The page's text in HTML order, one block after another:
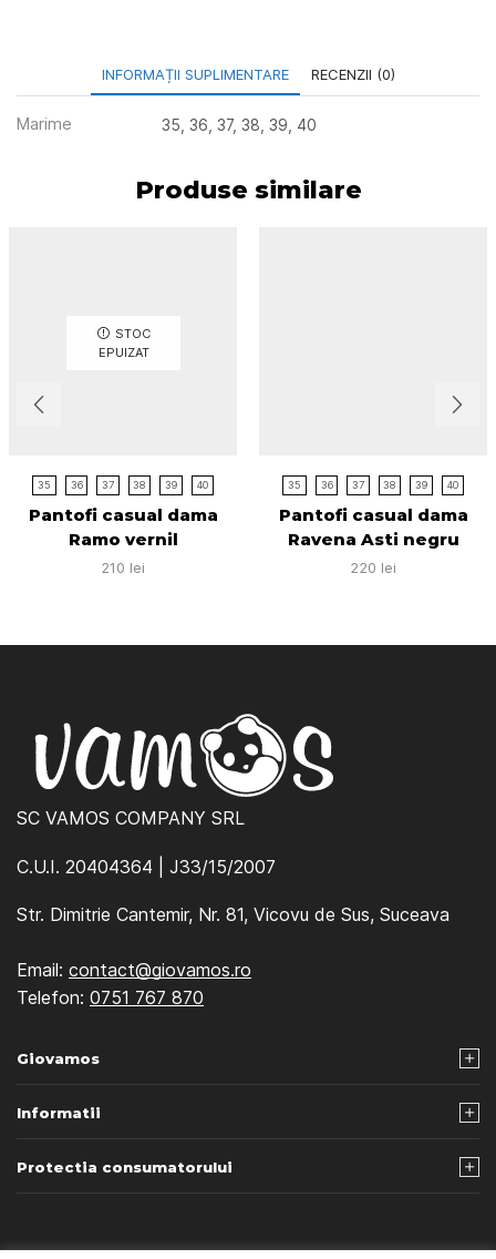
INFORMAȚII SUPLIMENTARE RECENZII (0)
Marime 35, 36, 37, 38, 39, 40
Produse similare
STOC
EPUIZAT
35 36 37 38 39 40
Pantofi casual dama
Ramo vernil
210 lei
35 36 37 38 39 40
Pantofi casual dama
Ravena Asti negru
220 lei
SC VAMOS COMPANY SRL
C.U.I. 20404364 | J33/15/2007
Str. Dimitrie Cantemir, Nr. 81, Vicovu de Sus, Suceava
Email: contact@giovamos.ro
Telefon: 0751 767 870
Giovamos
Informatii
Protectia consumatorului